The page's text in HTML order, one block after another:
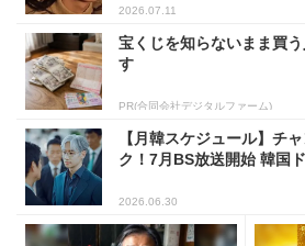
2026.07.11
宝くじを知らないまま買
す
PR(合同会社デジタルファーム)
【月韓スケジュール】チ
ク！7月BS放送開始 韓国
2026.06.30